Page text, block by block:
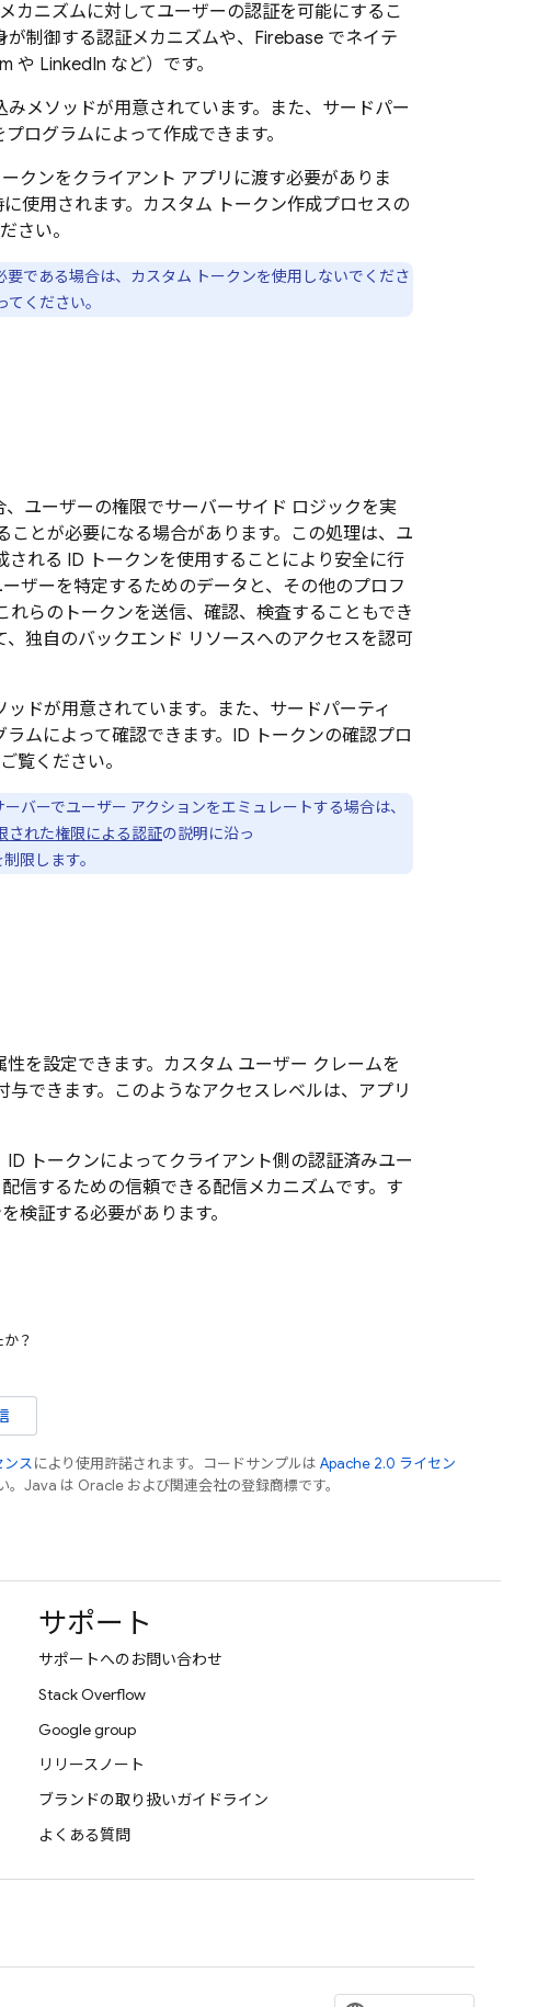
カニズムに対してユーザーの認証を可能にするこ
制御する認証メカニズムや、 Firebase でネイテ
や LinkedIn など）です。
メソッドが用意されています。また、サードパー
ログラムによって作成できます。
クンをクライアント アプリに渡す必要がありま
使用されます。カスタム トークン作成プロセスの
さい。
要である場合は、カスタム トークンを使用しないでくださ
てください。
ユーザーの権限でサーバーサイド ロジックを実
ことが必要になる場合があります。この処理は、ユ
される ID トークンを使用することにより安全に行
ザーを特定するためのデータと、その他のプロフ
れらのトークンを送信、確認、検査することもでき
独自のバックエンド リソースへのアクセスを認可
ドが用意されています。また、サードパーティ
ムによって確認できます。ID トークンの確認プロ
覧ください。
バーでユーザー アクションをエミュレートする場合は、
された権限による認証の説明に沿っ
限します。
を設定できます。カスタム ユーザー クレームを
できます。このようなアクセスレベルは、アプリ
トークンによってクライアント側の認証済みユー
信するための信頼できる配信メカニズムです。す
検証する必要があります。
？
ンスにより使用許諾されます。コードサンプルは Apache 2.0 ライセン
。Java は Oracle および関連会社の登録商標です。
サポート
サポートへのお問い合わせ
Stack Overflow
Google group
リリースノート
ブランドの取り扱いガイドライン
よくある質問